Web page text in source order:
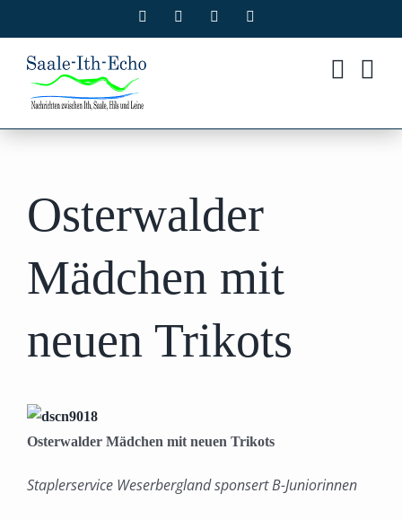
Inhalt
springen
Facebook Instagram
Osterwalder
Mädchen mit
neuen Trikots
Osterwalder Mädchen mit neuen Trikots
Staplerservice Weserbergland sponsert B-Juniorinnen